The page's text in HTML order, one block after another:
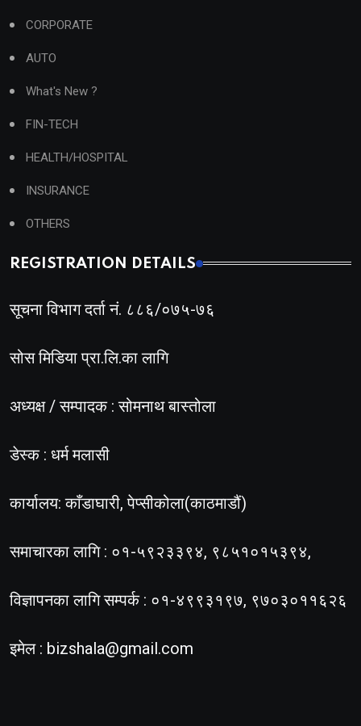
CORPORATE
AUTO
What's New ?
FIN-TECH
HEALTH/HOSPITAL
INSURANCE
OTHERS
REGISTRATION DETAILS
सूचना विभाग दर्ता नं. ८८६/०७५-७६
सोस मिडिया प्रा.लि.का लागि
अध्यक्ष / सम्पादक : सोमनाथ बास्तोला
डेस्क : धर्म मलासी
कार्यालय: काँडाघारी, पेप्सीकोला(काठमाडौं)
समाचारका लागि : ०१-५९२३३९४, ९८५१०१५३९४,
विज्ञापनका लागि सम्पर्क : ०१-४९९३१९७, ९७०३०११६२६
इमेल : bizshala@gmail.com